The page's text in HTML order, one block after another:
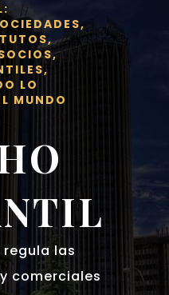
LO
MUNDO
regula las
comerciales